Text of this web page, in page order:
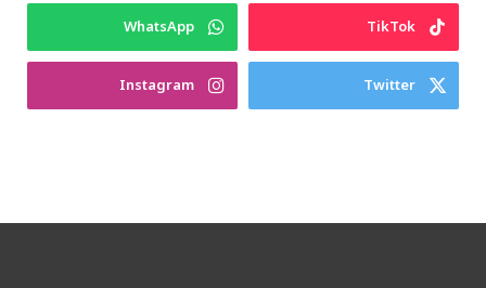
TikTok
WhatsApp
Twitter
Instagram